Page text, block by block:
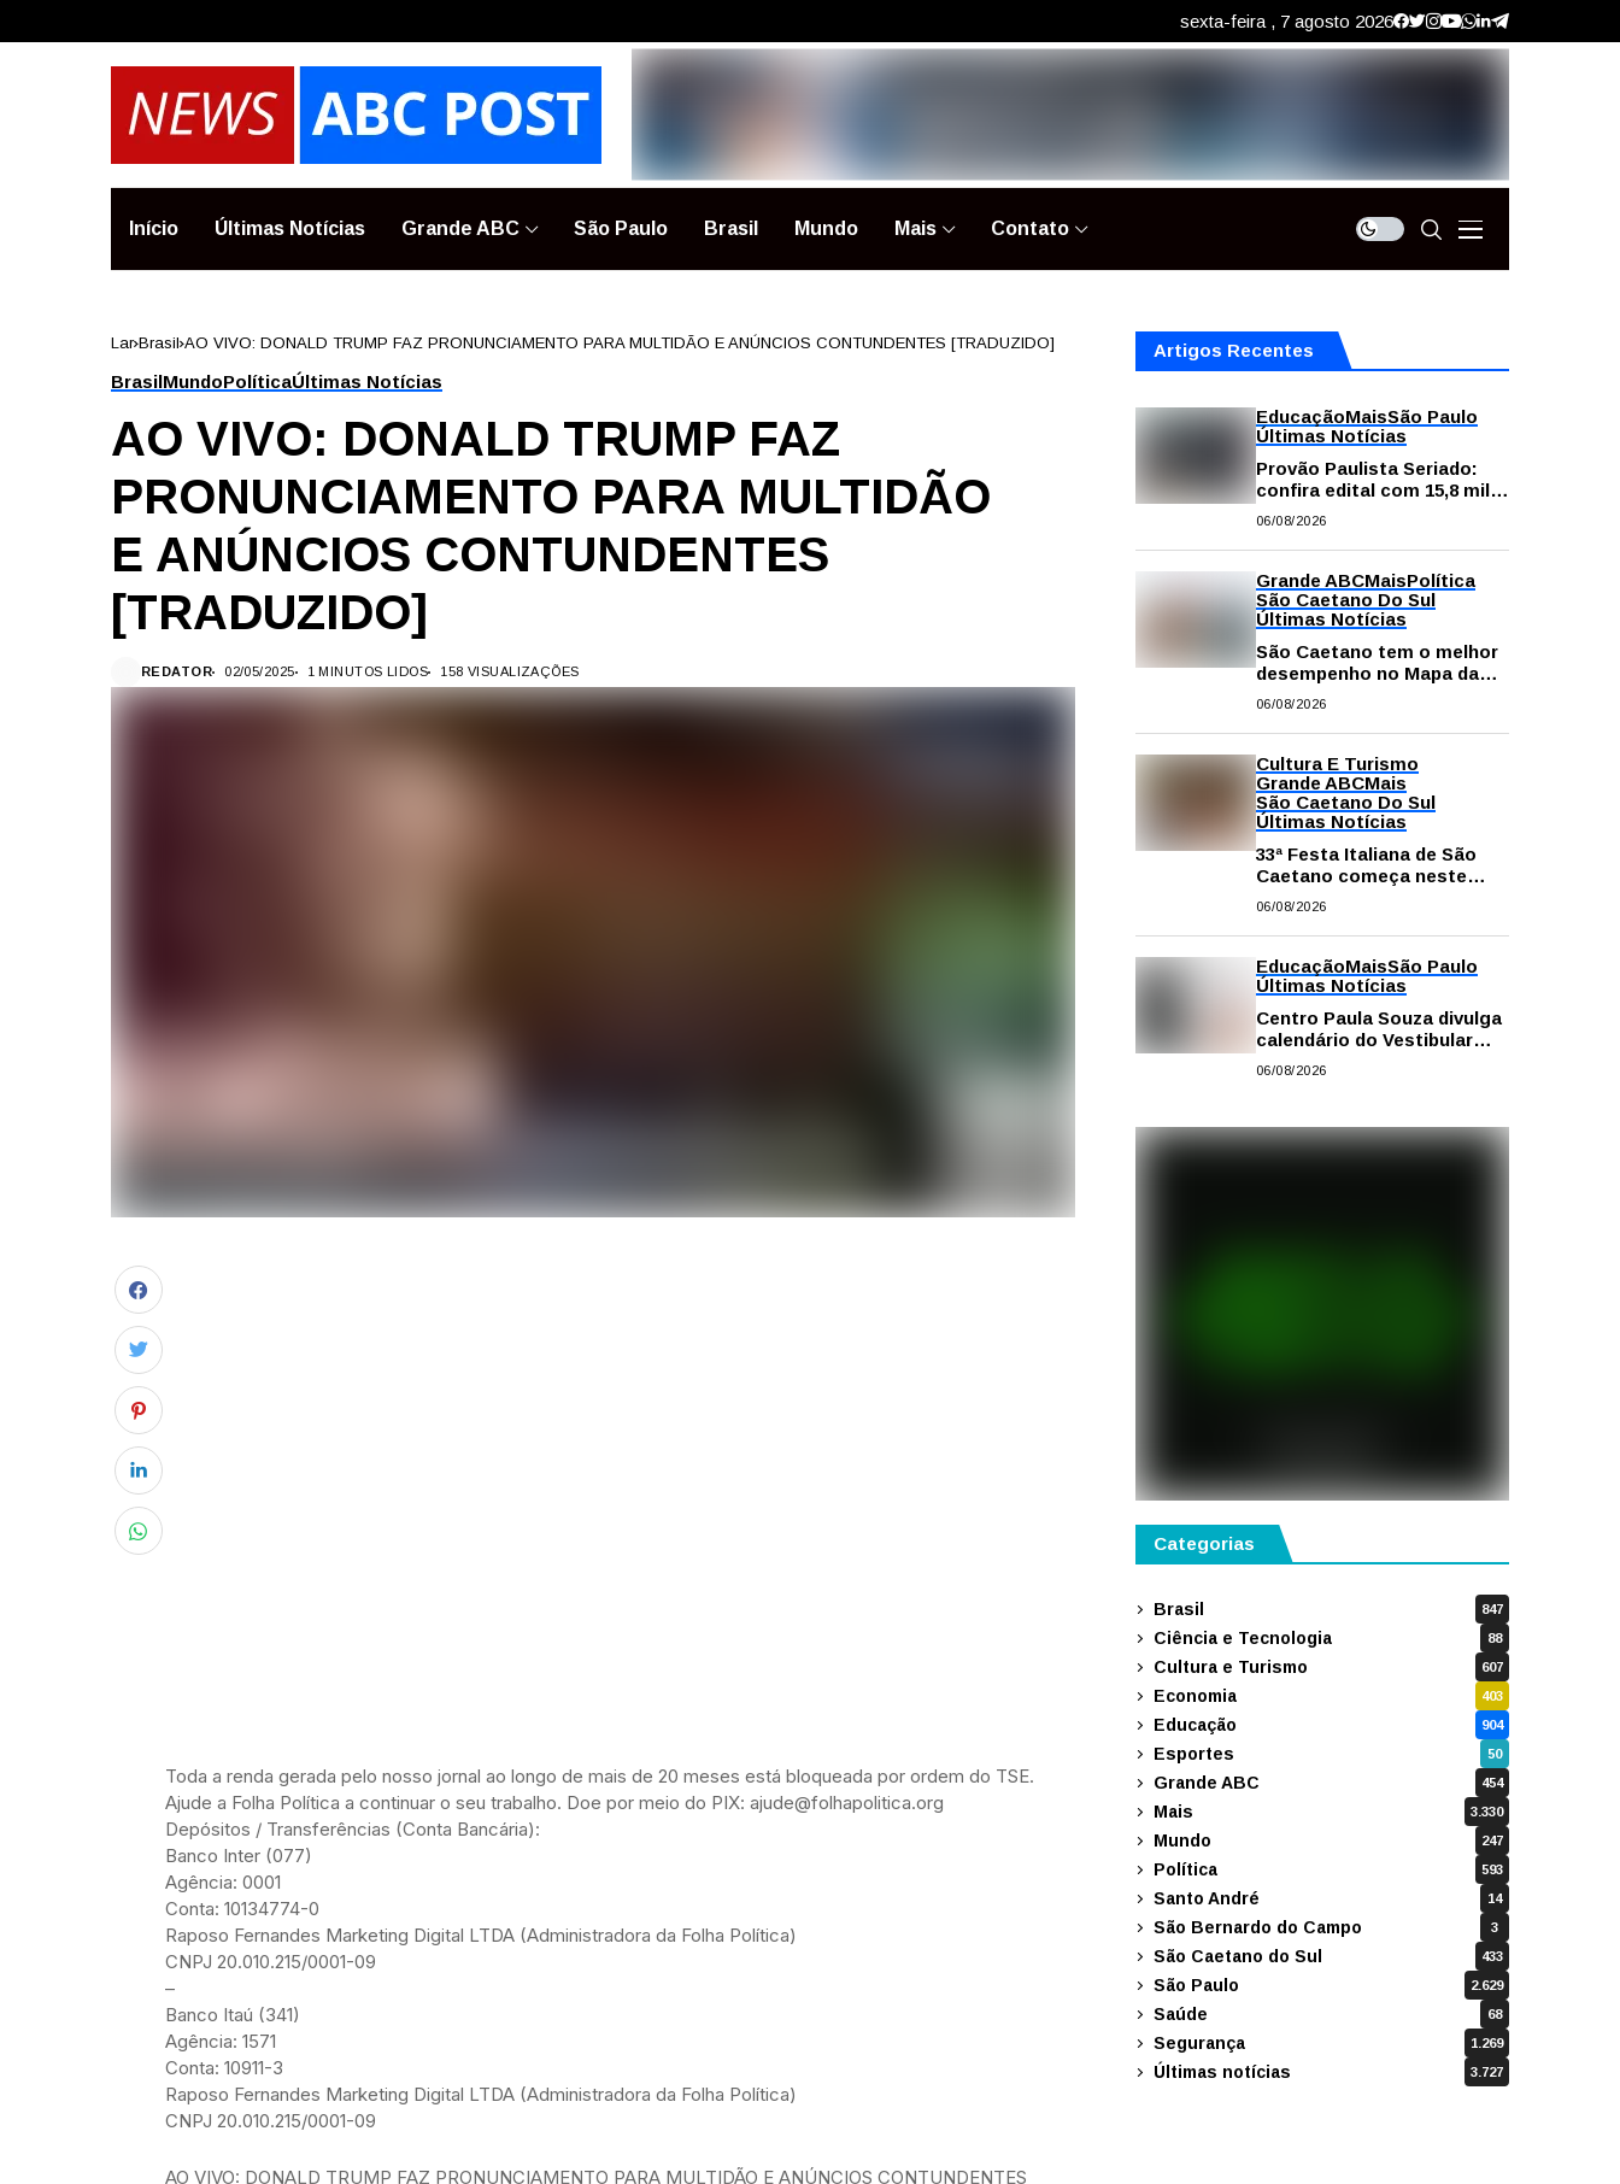
sexta-feira , 7 agosto 2026
Início Últimas Notícias Grande ABC São Paulo Brasil Mundo Mais Contato
Lar Brasil AO VIVO: DONALD TRUMP FAZ PRONUNCIAMENTO PARA MULTIDÃO E ANÚNCIOS CONTUNDENTES [TRADUZIDO]
BrasilMundoPolíticaÚltimas Notícias
AO VIVO: DONALD TRUMP FAZ
PRONUNCIAMENTO PARA MULTIDÃO
E ANÚNCIOS CONTUNDENTES
[TRADUZIDO]
REDATOR 02/05/2025 1 MINUTOS LIDOS 158 VISUALIZAÇÕES
Toda a renda gerada pelo nosso jornal ao longo de mais de 20 meses está bloqueada por ordem do TSE.
Ajude a Folha Política a continuar o seu trabalho. Doe por meio do PIX: ajude@folhapolitica.org
Depósitos / Transferências (Conta Bancária):
Banco Inter (077)
Agência: 0001
Conta: 10134774-0
Raposo Fernandes Marketing Digital LTDA (Administradora da Folha Política)
CNPJ 20.010.215/0001-09
–
Banco Itaú (341)
Agência: 1571
Conta: 10911-3
Raposo Fernandes Marketing Digital LTDA (Administradora da Folha Política)
CNPJ 20.010.215/0001-09
AO VIVO: DONALD TRUMP FAZ PRONUNCIAMENTO PARA MULTIDÃO E ANÚNCIOS CONTUNDENTES
Artigos Recentes
EducaçãoMaisSão Paulo
Últimas Notícias
Provão Paulista Seriado:
confira edital com 15,8 mil
vagas para ensino superior
06/08/2026
Grande ABCMaisPolítica
São Caetano Do Sul
Últimas Notícias
São Caetano tem o melhor
desempenho no Mapa da
Desigualdade da Grande SP
06/08/2026
Cultura E Turismo
Grande ABCMais
São Caetano Do Sul
Últimas Notícias
33ª Festa Italiana de São
Caetano começa neste
sábado com mais barracas
e atrações
06/08/2026
EducaçãoMaisSão Paulo
Últimas Notícias
Centro Paula Souza divulga
calendário do Vestibular
das Fatecs para o primeiro
06/08/2026
Categorias
Brasil 847
Ciência e Tecnologia 88
Cultura e Turismo 607
Economia 403
Educação 904
Esportes 50
Grande ABC 454
Mais 3.330
Mundo 247
Política 593
Santo André 14
São Bernardo do Campo 3
São Caetano do Sul 433
São Paulo 2.629
Saúde 68
Segurança 1.269
Últimas notícias 3.727